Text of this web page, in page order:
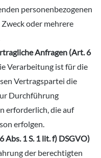
personenbezogenen
oder mehrere
Anfragen (Art. 6
Verarbeitung ist für die
Vertragspartei die
Durchführung
erforderlich, die auf
erfolgen.
1 S. 1 lit. f) DSGVO)
der berechtigten